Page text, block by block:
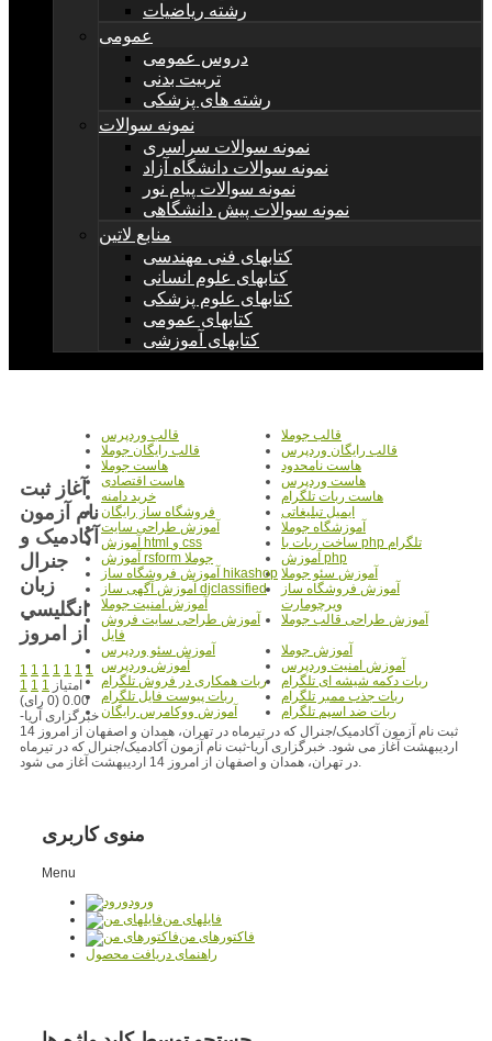
رشته ریاضیات
عمومی
دروس عمومی
تربیت بدنی
رشته های پزشکی
نمونه سوالات
نمونه سوالات سراسری
نمونه سوالات دانشگاه آزاد
نمونه سوالات پیام نور
نمونه سوالات پیش دانشگاهی
منابع لاتین
کتابهای فنی مهندسی
کتابهای علوم انسانی
کتابهای علوم پزشکی
کتابهای عمومی
کتابهای آموزشی
قالب جوملا
قالب وردپرس
قالب رایگان وردپرس
قالب رایگان جوملا
هاست نامحدود
هاست جوملا
هاست وردپرس
هاست اقتصادی
هاست ربات تلگرام
خرید دامنه
ایمیل تبلیغاتی
فروشگاه ساز رایگان
آموزشگاه جوملا
آموزش طراحی سایت
ساخت ربات با php تلگرام
آموزش html و css
آموزش php
آموزش rsform جوملا
آموزش سئو جوملا آموزش فروشگاه ساز hikashop
آموزش فروشگاه ساز
ویرچومارت
آموزش آگهی ساز djclassified
آموزش امنیت جوملا
آموزش طراحی قالب جوملا
آموزش طراحی سایت فروش
فایل
آموزش جوملا
آموزش سئو وردپرس
آموزش امنیت وردپرس
آموزش وردپرس
ربات دکمه شیشه ای تلگرام
ربات همکاری در فروش تلگرام
ربات جذب ممبر تلگرام
ربات پیوست فایل تلگرام
ربات ضد اسپم تلگرام
آموزش ووکامرس رایگان
آغاز ثبت
نام آزمون
آکادميک و
جنرال
زبان
انگليسي
از امروز
1 1 1 1 1 1 1
1 1 1 امتیاز
0.00 (0 رای)
خبرگزاری آریا-
ثبت نام آزمون آکادمیک/جنرال که در تیرماه در تهران، همدان و اصفهان از امروز 14
اردیبهشت آغاز می شود. خبرگزاری آریا-ثبت نام آزمون آکادمیک/جنرال که در تیرماه
در تهران، همدان و اصفهان از امروز 14 اردیبهشت آغاز می شود.
منوی کاربری
Menu
ورود
فایلهای من
فاکتورهای من
راهنمای دریافت محصول